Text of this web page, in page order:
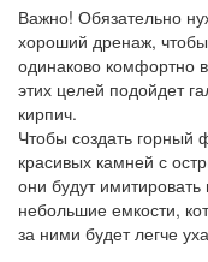
Важно! Обязательно
хороший дренаж,
одинаково комфортно
этих целей подойдет
кирпич.
Чтобы создать горный
красивых камней с
они будут
небольшие емкости,
за ними будет легче